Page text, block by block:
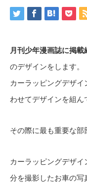
月刊少年漫画誌に掲
のデザインをします。
カーラッピングデザ
わせてデザインを組ん
その際に最も重要な部
カーラッピングデザ
分を撮影したお車の写